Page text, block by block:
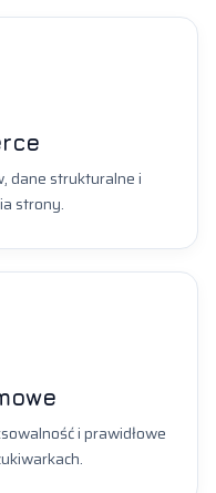
dane strukturalne i
strony.
i prawidłowe